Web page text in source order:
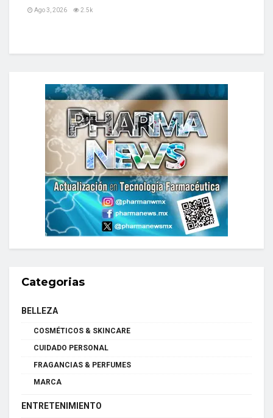
Ago 3, 2026 2.5k
Categorias
BELLEZA
COSMÉTICOS & SKINCARE
CUIDADO PERSONAL
FRAGANCIAS & PERFUMES
MARCA
ENTRETENIMIENTO